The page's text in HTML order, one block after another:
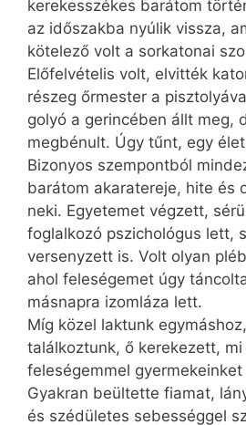
kerekesszékes barátom
az időszakba nyúlik vissza,
kötelező volt a sorkatonai
Előfelvételis volt, elvitték
részeg őrmester a
golyó a gerincében állt meg,
megbénult. Úgy tűnt, egy
Bizonyos szempontból
barátom akaratereje, hite és
neki. Egyetemet végzett,
foglalkozó pszi­chológus lett,
versenyzett is. Volt olyan
ahol feleségemet úgy
másnapra izomláza lett.
Míg közel laktunk
találkoztunk, ő kerekezett, mi
feleségemmel
Gyakran beültette fiamat,
és szédületes sebességgel